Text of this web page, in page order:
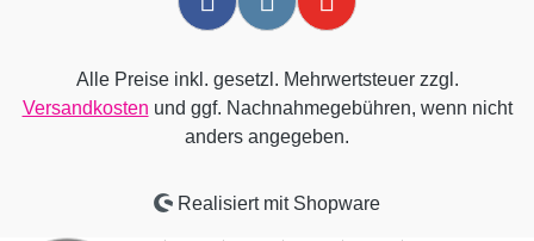
Alle Preise inkl. gesetzl. Mehrwertsteuer zzgl.
Versandkosten und ggf. Nachnahmegebühren, wenn nicht
anders angegeben.
Realisiert mit Shopware